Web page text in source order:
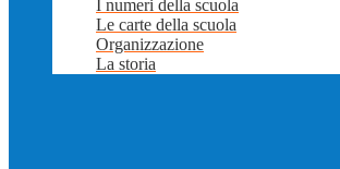
I numeri della scuola
Le carte della scuola
Organizzazione
La storia